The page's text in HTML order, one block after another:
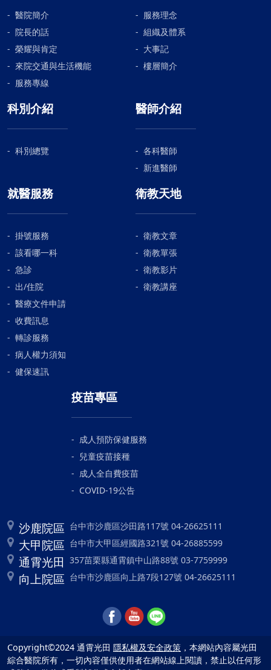
醫院簡介
服務理念
院長的話
組織及體系
榮耀與肯定
大事記
來院交通與生活機能
樓層簡介
服務專線
科別介紹
科別總覽
醫師介紹
各科醫師
新進醫師
就醫服務
掛號服務
該看哪一科
急診
出/住院
醫療文件申請
收費訊息
轉診服務
病人權力須知
健保速訊
衛教天地
衛教文章
衛教單張
衛教影片
衛教講座
疫苗專區
成人預防保健服務
兒童疫苗接種
成人全自費疫苗
COVID-19公告
沙鹿院區 台中市沙鹿區沙田路117號 04-26625111
大甲院區 台中市大甲區經國路321號 04-26885599
通霄光田 357苗栗縣通霄鎮中山路88號 03-7759999
向上院區 台中市沙鹿區向上路7段127號 04-26625111
Copyright©2024 通霄光田 隱私權及安全政策 ，本網站內容屬光田
綜合醫院所有，一切內容僅供使用者在網站線上閱讀，禁止以任何形